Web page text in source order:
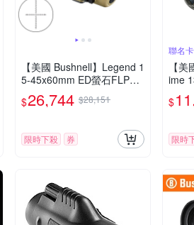
【美國 Bushnell】Legend 1
5-45x60mm ED螢石FLP戰
術觀靶型單筒望遠鏡 78154
5ED (公司貨)
$26,744 $28,151
限時下殺 券
聯名
【
ime
碼
鏡
$
限時